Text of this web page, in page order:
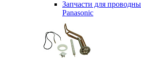
Запчасти для
Panasonic